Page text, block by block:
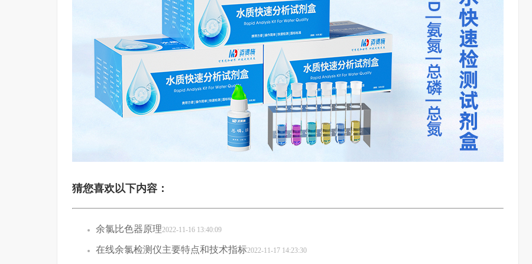
猜您喜欢以下内容：
余氯比色器原理2022-11-16 13:40:09
在线余氯检测仪主要特点和技术指标2022-11-17 14:23:30